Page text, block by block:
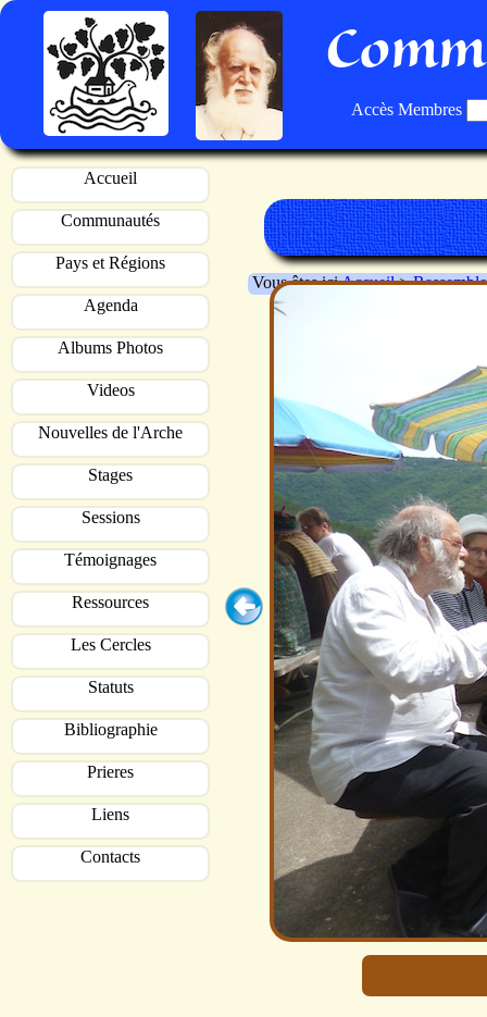
Accès Membres
Accueil
Communautés
Pays et Régions
Agenda
Albums Photos
Videos
Nouvelles de l'Arche
Stages
Sessions
Témoignages
Ressources
Les Cercles
Statuts
Bibliographie
Prieres
Liens
Contacts
Vous êtes iciAccueil>